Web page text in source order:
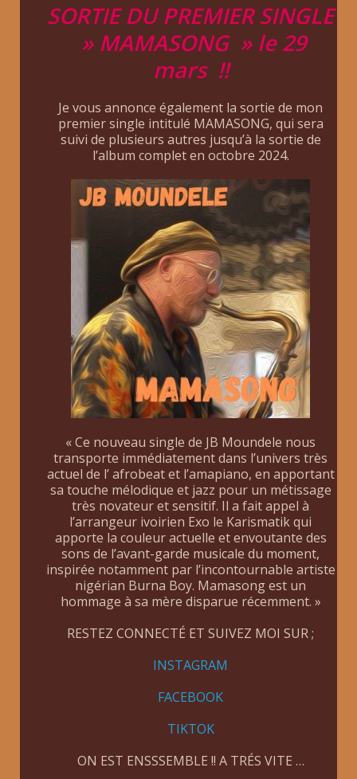
SORTIE DU PREMIER SINGLE
» MAMASONG » le 29
mars !!
Je vous annonce également la sortie de mon
premier single intitulé MAMASONG, qui sera
suivi de plusieurs autres jusqu’à la sortie de
l’album complet en octobre 2024.
« Ce nouveau single de JB Moundele nous
transporte immédiatement dans l’univers très
actuel de l’ afrobeat et l’amapiano, en apportant
sa touche mélodique et jazz pour un métissage
très novateur et sensitif. Il a fait appel à
l’arrangeur ivoirien Exo le Karismatik qui
apporte la couleur actuelle et envoutante des
sons de l’avant-garde musicale du moment,
inspirée notamment par l’incontournable artiste
nigérian Burna Boy. Mamasong est un
hommage à sa mère disparue récemment. »
RESTEZ CONNECTÉ ET SUIVEZ MOI SUR ;
INSTAGRAM
FACEBOOK
TIKTOK
ON EST ENSSSEMBLE !! A TRÉS VITE …